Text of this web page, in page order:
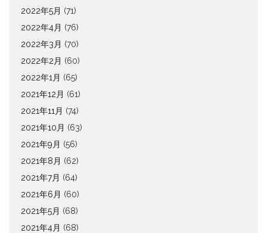
2022年5月 (71)
2022年4月 (76)
2022年3月 (70)
2022年2月 (60)
2022年1月 (65)
2021年12月 (61)
2021年11月 (74)
2021年10月 (63)
2021年9月 (56)
2021年8月 (62)
2021年7月 (64)
2021年6月 (60)
2021年5月 (68)
2021年4月 (68)